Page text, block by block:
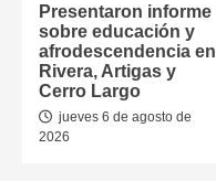
Presentaron informe
sobre educación y
afrodescendencia en
Rivera, Artigas y
Cerro Largo
jueves 6 de agosto de
2026